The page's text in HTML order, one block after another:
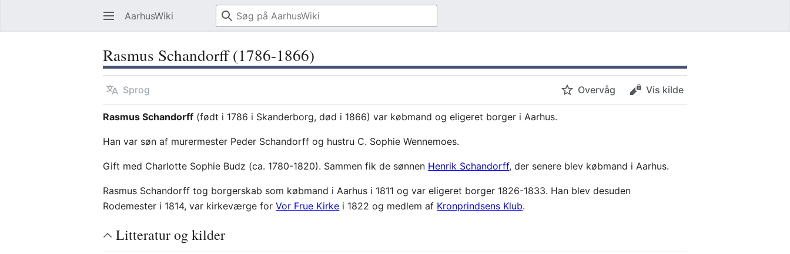
AarhusWiki
Rasmus Schandorff (1786-1866)
Sprog Overvåg Vis kilde
Rasmus Schandorff (født i 1786 i Skanderborg, død i 1866) var købmand og eligeret borger i Aarhus.
Han var søn af murermester Peder Schandorff og hustru C. Sophie Wennemoes.
Gift med Charlotte Sophie Budz (ca. 1780-1820). Sammen fik de sønnen Henrik Schandorff, der senere blev købmand i Aarhus.
Rasmus Schandorff tog borgerskab som købmand i Aarhus i 1811 og var eligeret borger 1826-1833. Han blev desuden
Rodemester i 1814, var kirkeværge forVor Frue Kirke i 1822 og medlem af Kronprindsens Klub.
Litteratur og kilder